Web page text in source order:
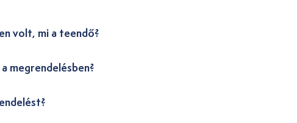
volt, mi a teendő?
megrendelésben?